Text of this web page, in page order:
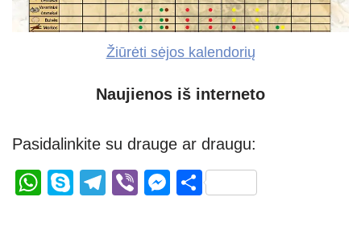
Žiūrėti sėjos kalendorių
Naujienos iš interneto
Pasidalinkite su drauge ar draugu:
W
S
T
Vi
M S